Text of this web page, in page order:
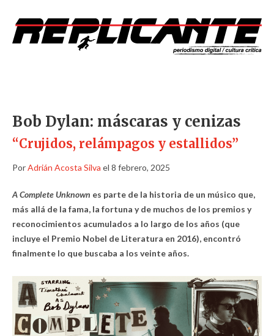
Bob Dylan: máscaras y cenizas
“Crujidos, relámpagos y estallidos”
PorAdrián Acosta Silva el 8 febrero, 2025
A Complete Unknown es parte de la historia de un músico que,
más allá de la fama, la fortuna y de muchos de los premios y
reconocimientos acumulados a lo largo de los años (que
incluye el Premio Nobel de Literatura en 2016), encontró
finalmente lo que buscaba a los veinte años.